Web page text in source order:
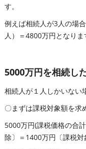
す。
例えば相続人が3人の場
人）＝4800万円となりま
5000万円を相続し
相続人が１人しかいない
〇まずは課税対象額を求
5000万円(課税価格の合
除〕＝1400万円〔課税対